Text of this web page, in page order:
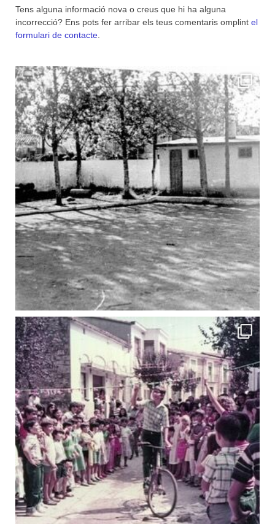
Tens alguna informació nova o creus que hi ha alguna
incorrecció? Ens pots fer arribar els teus comentaris omplint el
formulari de contacte